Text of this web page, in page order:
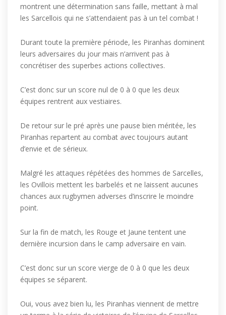
montrent une détermination sans faille, mettant à mal
les Sarcellois qui ne s’attendaient pas à un tel combat !
Durant toute la première période, les Piranhas dominent
leurs adversaires du jour mais n’arrivent pas à
concrétiser des superbes actions collectives.
C’est donc sur un score nul de 0 à 0 que les deux
équipes rentrent aux vestiaires.
De retour sur le pré après une pause bien méritée, les
Piranhas repartent au combat avec toujours autant
d’envie et de sérieux.
Malgré les attaques répétées des hommes de Sarcelles,
les Ovillois mettent les barbelés et ne laissent aucunes
chances aux rugbymen adverses d’inscrire le moindre
point.
Sur la fin de match, les Rouge et Jaune tentent une
dernière incursion dans le camp adversaire en vain.
C’est donc sur un score vierge de 0 à 0 que les deux
équipes se séparent.
Oui, vous avez bien lu, les Piranhas viennent de mettre